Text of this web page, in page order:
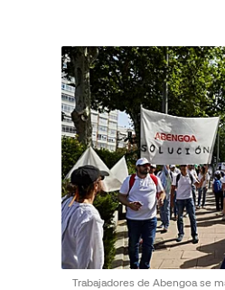
Trabajadores de Abengoa se